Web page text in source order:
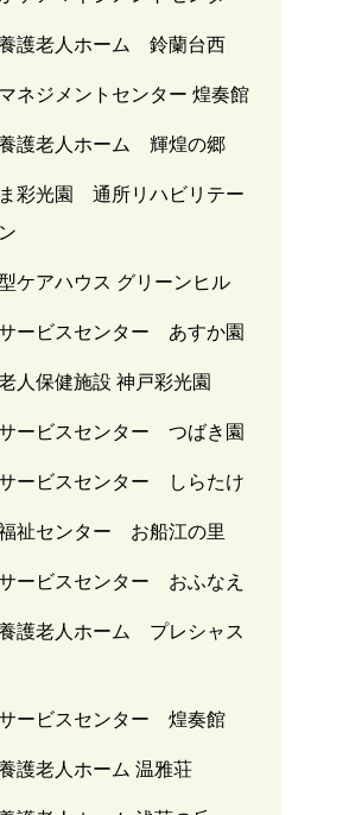
護老人ホーム 鈴蘭台西
ネジメントセンター 煌奏館
護老人ホーム 輝煌の郷
彩光園 通所リハビリテー
ケアハウス グリーンヒル
ービスセンター あすか園
人保健施設 神戸彩光園
ービスセンター つばき園
ービスセンター しらたけ
祉センター お船江の里
ービスセンター おふなえ
護老人ホーム プレシャス
ービスセンター 煌奏館
護老人ホーム 温雅荘